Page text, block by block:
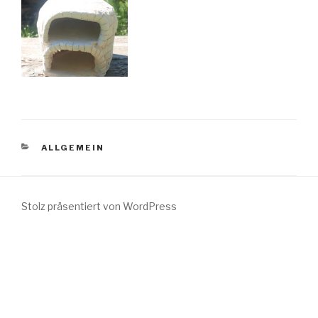
KATEGORIEN
ALLGEMEIN
Stolz präsentiert von WordPress